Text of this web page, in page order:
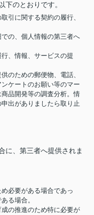
下のとおりです。
引に関する契約の履行、
の、個人情報の第三者へ
、情報、サービスの提
のための郵便物、電話、
ケートのお願い等のマー
品開発等の調査分析。情
出がありましたら取り止
に、第三者へ提供されま
必要がある場合であっ
る場合。
の推進のため特に必要が